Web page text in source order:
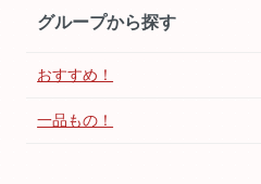
グループから探す
おすすめ！
一品もの！